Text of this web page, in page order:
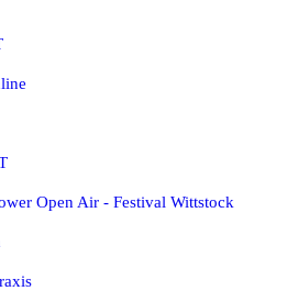
Open Air - Festival Wittstock